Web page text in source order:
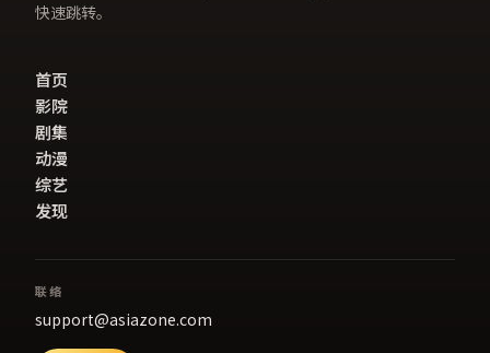
快速跳转。
首页
影院
剧集
动漫
综艺
发现
联络
support@asiazone.com